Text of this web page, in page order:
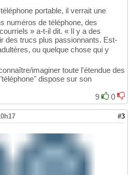
portable, il verrait une
numéros de téléphone, des
» a-t-il dit. « Il y a des
des trucs plus passionnants. Est-
ou quelque chose qui y
imaginer toute l'étendue des
dispose sur son
9
0
#3